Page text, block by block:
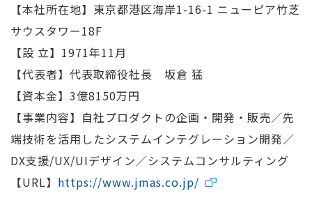
【本社所在地】東京都港区海岸1-16-1 ニューピア竹芝
サウスタワー18F
【設 立】1971年11月
【代表者】代表取締役社長 坂倉 猛
【資本金】3億8150万円
【事業内容】自社プロダクトの企画・開発・販売／先
端技術を活用したシステムインテグレーション開発／
DX支援/UX/UIデザイン／システムコンサルティング
【URL】 https://www.jmas.co.jp/